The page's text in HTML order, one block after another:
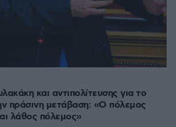
και αντιπολίτευσης για το
πράσινη μετάβαση: «Ο πόλεμος
λάθος πόλεμος»